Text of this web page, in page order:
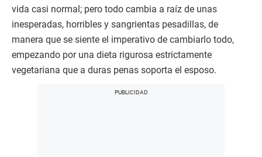
vida casi normal; pero todo cambia a raíz de unas
inesperadas, horribles y sangrientas pesadillas, de
manera que se siente el imperativo de cambiarlo todo,
empezando por una dieta rigurosa estrictamente
vegetariana que a duras penas soporta el esposo.